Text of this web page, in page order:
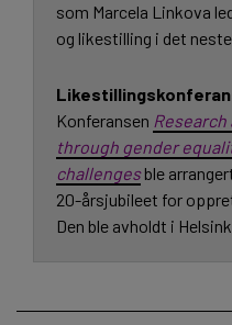
som Marcela Linkova
og likestilling i det
Konferansen
through gender
challengesble
20-årsjubileet for
Den ble avholdt i